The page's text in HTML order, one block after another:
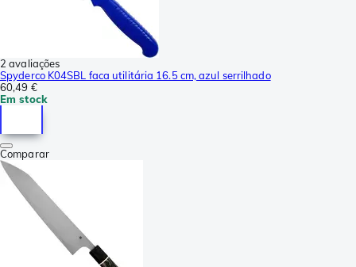
2 avaliações
Spyderco K04SBL faca utilitária 16.5 cm, azul serrilhado
60,49 €
Em stock
Comparar